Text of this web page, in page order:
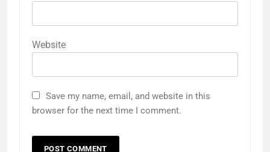
Website
Save my name, email, and website in this
browser for the next time I comment.